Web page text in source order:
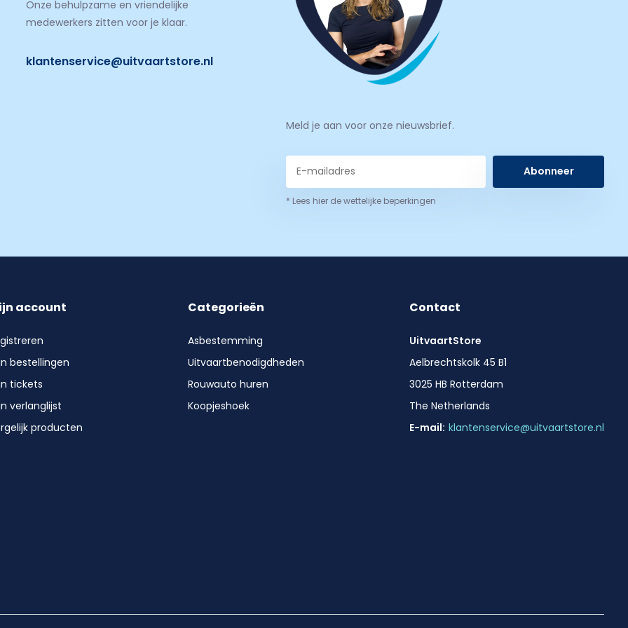
Onze behulpzame en vriendelijke
medewerkers zitten voor je klaar.
klantenservice@uitvaartstore.nl
Meld je aan voor onze nieuwsbrief.
Abonneer
* Lees hier de wettelijke beperkingen
account
bestellingen
tickets
verlanglijst
producten
Categorieën
Asbestemming
Uitvaartbenodigdheden
Rouwauto huren
Koopjeshoek
Contact
UitvaartStore
Aelbrechtskolk 45 B1
3025 HB Rotterdam
The Netherlands
E-mail: klantenservice@uitvaartstore.nl